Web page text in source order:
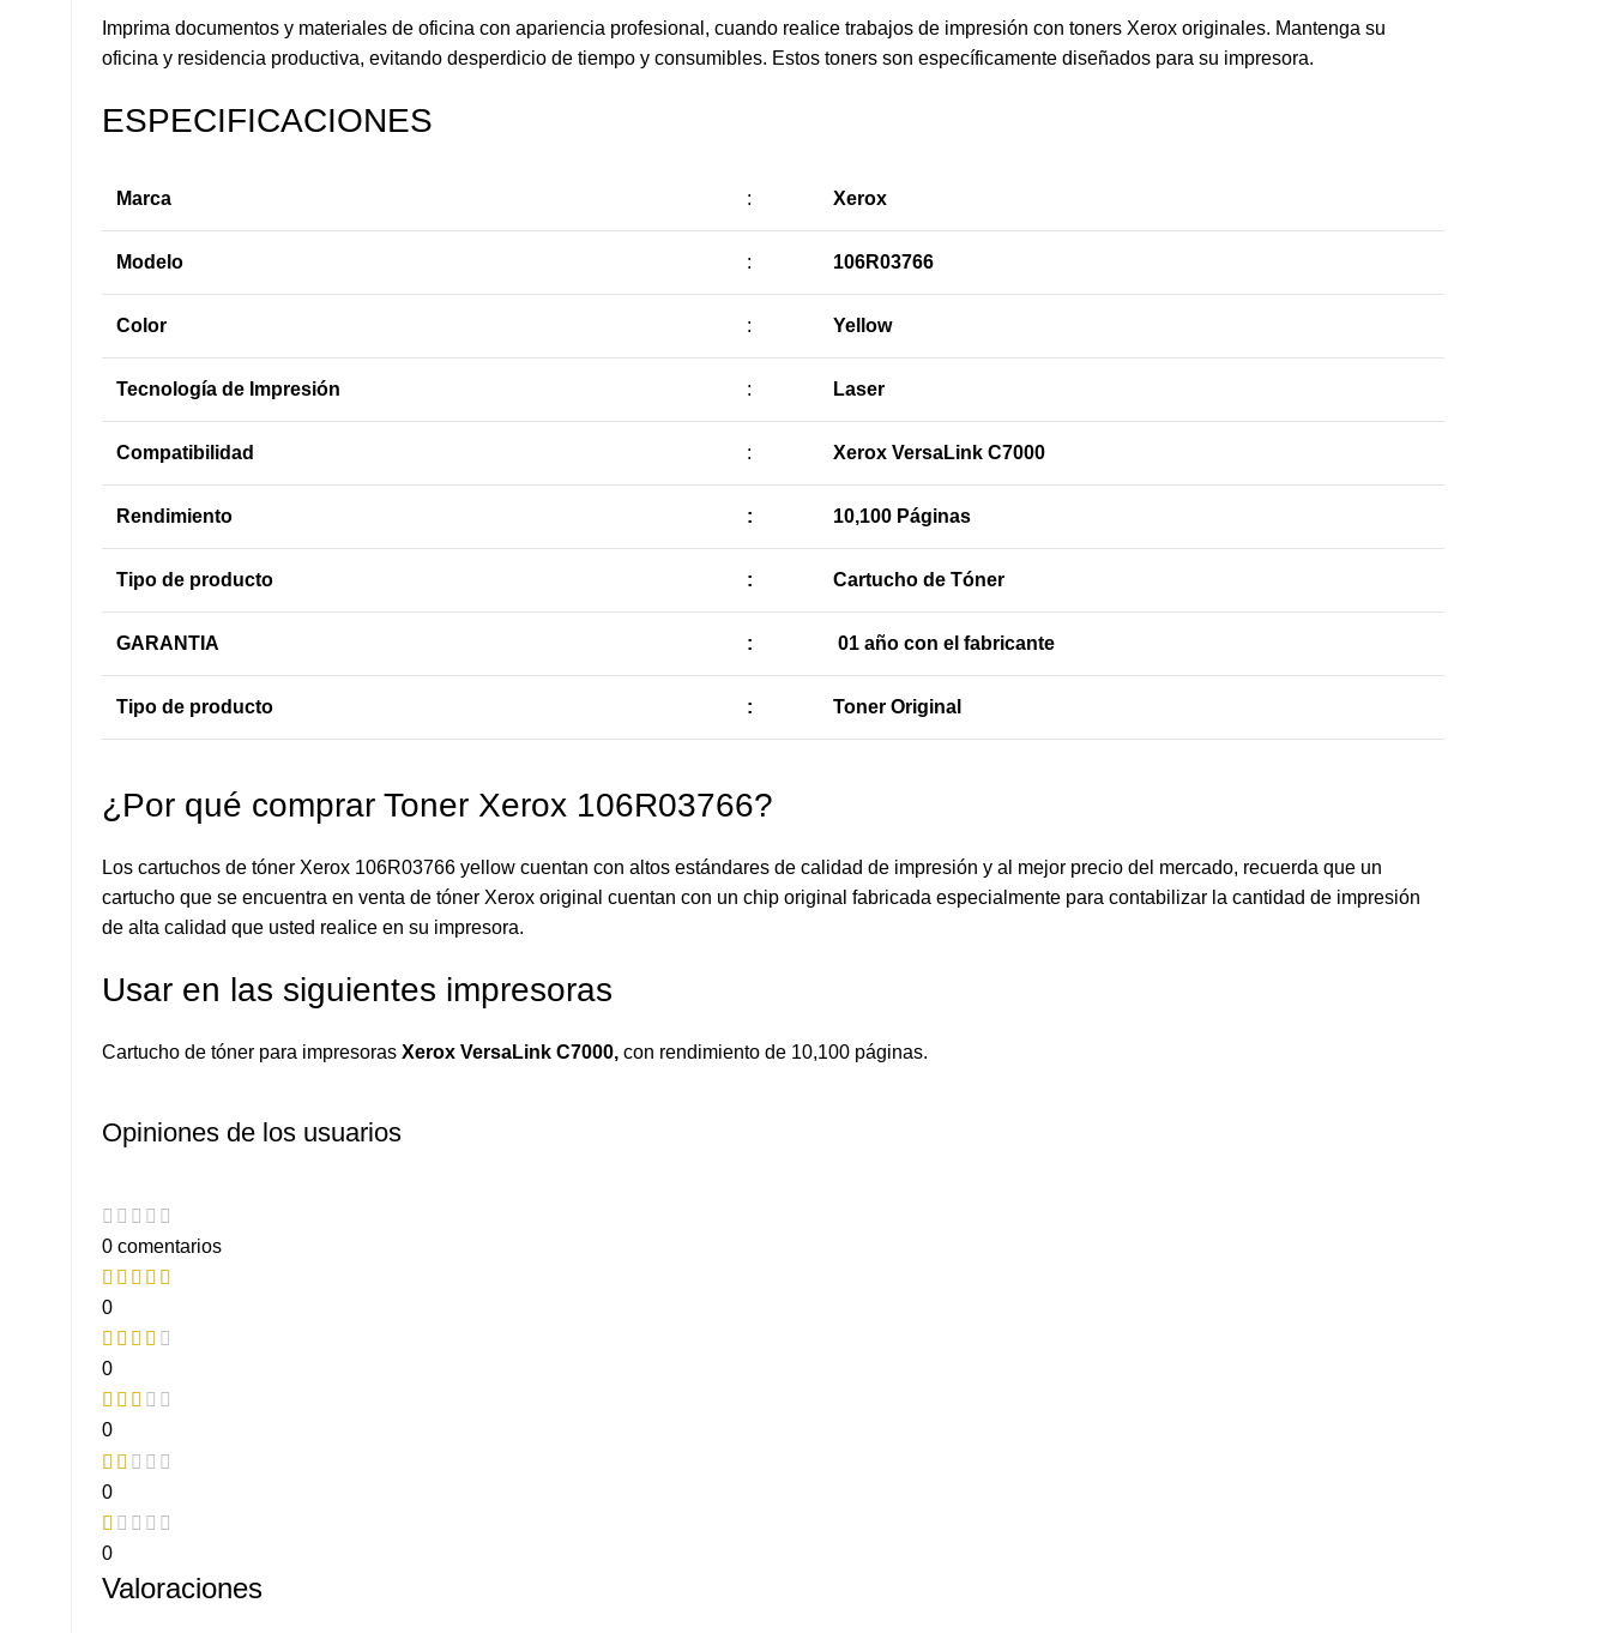
Imprima documentos y materiales de oficina con apariencia profesional, cuando realice trabajos de impresión con toners Xerox originales. Mantenga su
oficina y residencia productiva, evitando desperdicio de tiempo y consumibles. Estos toners son específicamente diseñados para su impresora.
ESPECIFICACIONES
Marca : Xerox
Modelo : 106R03766
Color : Yellow
Tecnología de Impresión : Laser
Compatibilidad : Xerox VersaLink C7000
Rendimiento : 10,100 Páginas
Tipo de producto : Cartucho de Tóner
GARANTIA : 01 año con el fabricante
Tipo de producto : Toner Original
¿Por qué comprar Toner Xerox 106R03766?
Los cartuchos de tóner Xerox 106R03766 yellow cuentan con altos estándares de calidad de impresión y al mejor precio del mercado, recuerda que un
cartucho que se encuentra en venta de tóner Xerox original cuentan con un chip original fabricada especialmente para contabilizar la cantidad de impresión
de alta calidad que usted realice en su impresora.
Usar en las siguientes impresoras
Cartucho de tóner para impresoras Xerox VersaLink C7000, con rendimiento de 10,100 páginas.
Opiniones de los usuarios
0 comentarios
0
0
0
0
0
Valoraciones